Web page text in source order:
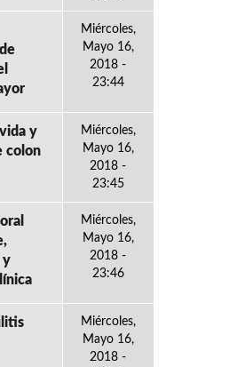
Miércoles,
Mayo 16,
2018 -
23:44
y
colon
Miércoles,
Mayo 16,
2018 -
23:45
y
Miércoles,
Mayo 16,
2018 -
23:46
Miércoles,
Mayo 16,
2018 -